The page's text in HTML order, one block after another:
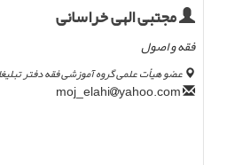
مجتبی الهی خراسانی
فقه و اصول
عضو هیأت علمی گروه آموزشی فقه دفتر
yahoo.com